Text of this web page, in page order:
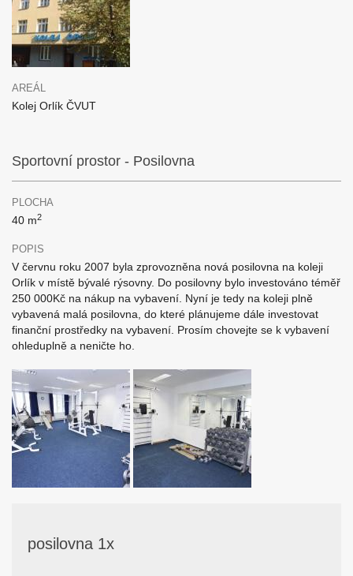
AREÁL
Kolej Orlík ČVUT
Sportovní prostor - Posilovna
PLOCHA
40 m2
POPIS
V červnu roku 2007 byla zprovozněna nová posilovna na koleji
Orlík v místě bývalé rýsovny. Do posilovny bylo investováno téměř
250 000Kč na nákup na vybavení. Nyní je tedy na koleji plně
vybavená malá posilovna, do které plánujeme dále investovat
finanční prostředky na vybavení. Prosím chovejte se k vybavení
ohleduplně a neničte ho.
posilovna 1x